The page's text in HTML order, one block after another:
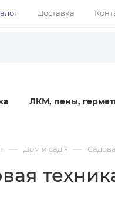
Доставка
ЛКМ, пены,
— Дом и сад —